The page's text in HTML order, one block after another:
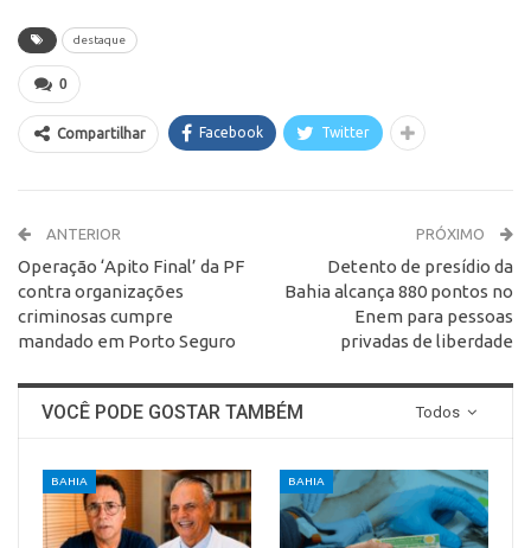
destaque
0
Compartilhar Facebook Twitter
ANTERIOR
Operação ‘Apito Final’ da PF
contra organizações
criminosas cumpre
mandado em Porto Seguro
PRÓXIMO
Detento de presídio da
Bahia alcança 880 pontos no
Enem para pessoas
privadas de liberdade
Todos
VOCÊ PODE GOSTAR TAMBÉM
BAHIA BAHIA